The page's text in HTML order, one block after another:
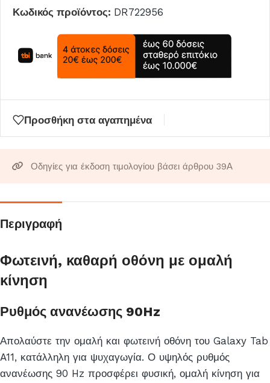
Κωδικός προϊόντος: DR722956
Προσθήκη στα αγαπημένα
Οδηγίες για έκδοση τιμολογίου βάσει άρθρου 39Α
Περιγραφή
Φωτεινή, καθαρή οθόνη με ομαλή
κίνηση
Ρυθμός ανανέωσης 90Hz
Απολαύστε την ομαλή και φωτεινή οθόνη του Galaxy Tab
A11, κατάλληλη για ψυχαγωγία. Ο υψηλός ρυθμός
ανανέωσης 90 Hz προσφέρει φυσική, ομαλή κίνηση για